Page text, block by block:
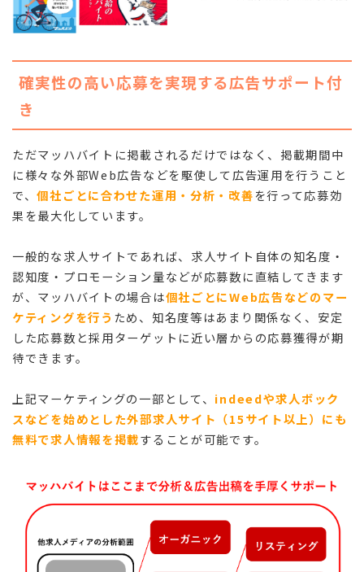
確実性の高い応募を実現する広告サポート付
き
ただマッハバイトに掲載されるだけではなく、掲載期間中
に様々な外部Web広告などを駆使して広告運用を行うこと
で、個社ごとに合わせた運用・分析・改善を行って応募効
果を最大化しています。
一般的な求人サイトであれば、求人サイト自体の知名度・
認知度・プロモーション量などが応募数に直結してきます
が、マッハバイトの場合は個社ごとにWeb広告などのマー
ケティングを行う ため、知名度等はあまり関係なく、安定
した応募数と採用ターゲットに近い層からの応募獲得が期
待できます。
上記マーケティングの一部として、 indeedや求人ボック
スなどを始めとした外部求人サイト（15サイト以上）にも
無料で求人情報を掲載することが可能です。